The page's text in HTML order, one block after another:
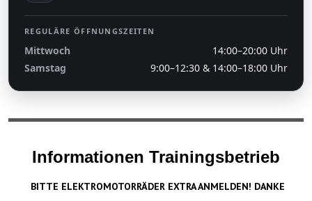
REGULÄRE ÖFFNUNGSZEITEN
Mittwoch
14:00–20:00 Uhr
Samstag
9:00–12:30 & 14:00–18:00 Uhr
Informationen Trainingsbetrieb
BITTE ELEKTROMOTORRÄDER EXTRA ANMELDEN! DANKE